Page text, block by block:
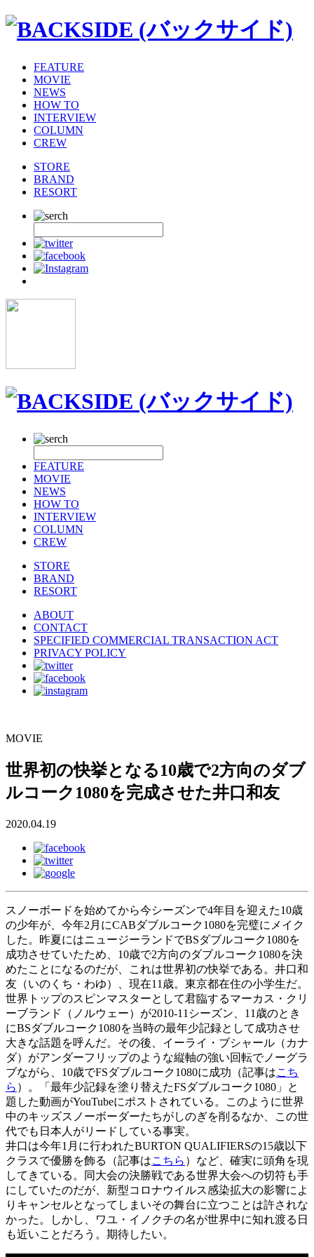
FEATURE
MOVIE
NEWS
HOW TO
INTERVIEW
COLUMN
CREW
STORE
BRAND
RESORT
FEATURE
MOVIE
NEWS
HOW TO
INTERVIEW
COLUMN
CREW
STORE
BRAND
RESORT
ABOUT
CONTACT
SPECIFIED COMMERCIAL TRANSACTION ACT
PRIVACY POLICY
MOVIE
世界初の快挙となる10歳で2方向のダブ
ルコーク1080を完成させた井口和友
2020.04.19
スノーボードを始めてから今シーズンで4年目を迎えた10歳
の少年が、今年2月にCABダブルコーク1080を完璧にメイク
した。昨夏にはニュージーランドでBSダブルコーク1080を
成功させていたため、10歳で2方向のダブルコーク1080を決
めたことになるのだが、これは世界初の快挙である。井口和
友（いのくち・わゆ）、現在11歳。東京都在住の小学生だ。
世界トップのスピンマスターとして君臨するマーカス・クリ
ーブランド（ノルウェー）が2010-11シーズン、11歳のとき
にBSダブルコーク1080を当時の最年少記録として成功させ
大きな話題を呼んだ。その後、イーライ・ブシャール（カナ
ダ）がアンダーフリップのような縦軸の強い回転でノーグラ
ブながら、10歳でFSダブルコーク1080に成功（記事はこち
ら ）。「最年少記録を塗り替えたFSダブルコーク1080」と
題した動画がYouTubeにポストされている。このように世界
中のキッズスノーボーダーたちがしのぎを削るなか、この世
代でも日本人がリードしている事実。
井口は今年1月に行われたBURTON QUALIFIERSの15歳以下
クラスで優勝を飾る（記事はこちら ）など、確実に頭角を現
してきている。同大会の決勝戦である世界大会への切符も手
にしていたのだが、新型コロナウイルス感染拡大の影響によ
りキャンセルとなってしまいその舞台に立つことは許されな
かった。しかし、ワユ・イノクチの名が世界中に知れ渡る日
も近いことだろう。期待したい。